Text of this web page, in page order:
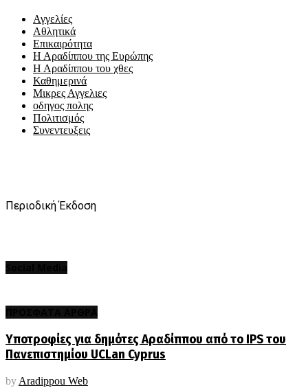
Αγγελίες
Αθλητικά
Επικαιρότητα
Η Αραδίππου της Ευρώπης
Η Αραδίππου του χθες
Καθημερινά
Μικρες Αγγελιες
οδηγος πολης
Πολιτισμός
Συνεντευξεις
Περιοδική Έκδοση
Υποτροφίες για δημότες Αραδίππου από το IPS του
Πανεπιστημίου UCLan Cyprus
by Aradippou Web